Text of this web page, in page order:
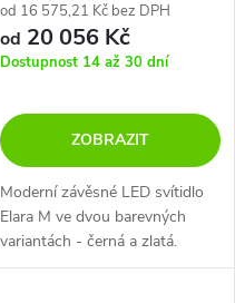
od 16 575,21 Kč bez DPH
od 20 056 Kč
Dostupnost 14 až 30 dní
ZOBRAZIT
Moderní závěsné LED svítidlo
Elara M ve dvou barevných
variantách - černá a zlatá.